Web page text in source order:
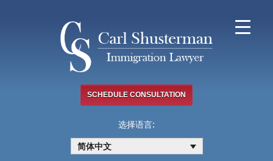
SCHEDULE CONSULTATION
选择语言:
简体中文